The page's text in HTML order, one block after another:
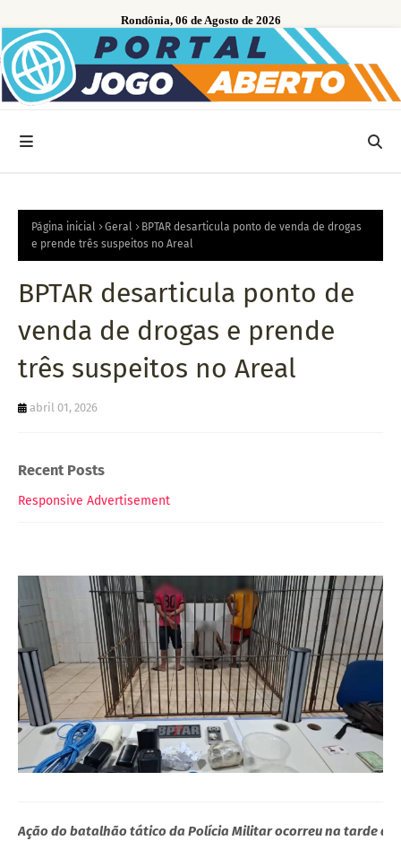
Rondônia, 06 de Agosto de 2026
Página inicial Geral
BPTAR desarticula ponto de venda de drogas
e prende três suspeitos no Areal
BPTAR desarticula ponto de
venda de drogas e prende
três suspeitos no Areal
abril 01, 2026
Recent Posts
Responsive Advertisement
Ação do batalhão tático da Polícia Militar ocorreu na tarde